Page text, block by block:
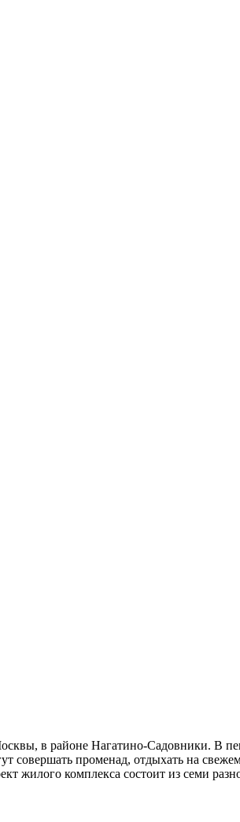
в районе Нагатино-Садовники. В
совершать променад, отдыхать на
жилого комплекса состоит из семи